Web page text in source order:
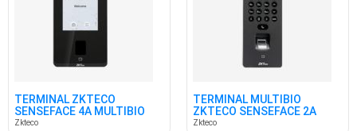
TERMINAL ZKTECO
SENSEFACE 4A MULTIBIO
VIDEO SIP
Zkteco
TERMINAL MULTIBIO
ZKTECO SENSEFACE 2A
VIDEO SIP
Zkteco